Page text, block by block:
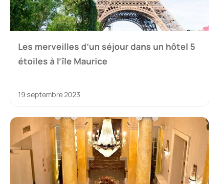
Les merveilles d’un séjour dans un hôtel 5
étoiles à l’île Maurice
19 septembre 2023